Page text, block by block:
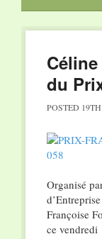
du
POSTED
Organisé
Françoise
ce vendredi